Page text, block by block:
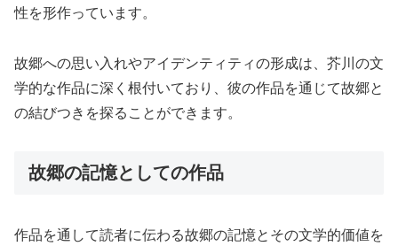
性を形作っています。
故郷への思い入れやアイデンティティの形成は、芥川の文
学的な作品に深く根付いており、彼の作品を通じて故郷と
の結びつきを探ることができます。
故郷の記憶としての作品
作品を通して読者に伝わる故郷の記憶とその文学的価値を